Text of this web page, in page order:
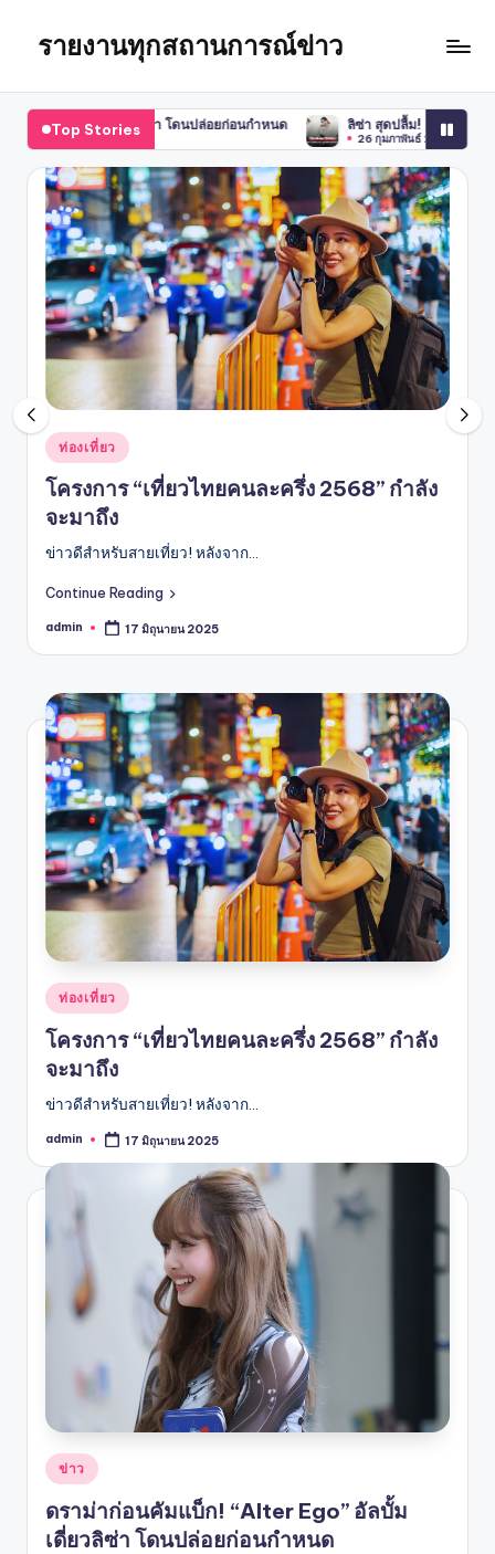
content
รายงานทุกสถานการณ์ข่าว
Top Stories
ลิซ่า โดนปล่อยก่อนกำหนด ลิซ่า สุดปลื้ม! ต้อนรับสมาชิกใหม่ “เลม่อน” สู่แก๊
26 กุมภาพันธ์ 2025
Posted
in
ท่องเที่ยว
โครงการ “เที่ยวไทยคนละครึ่ง 2568” กำลัง
จะมาถึง
ข่าวดีสำหรับสายเที่ยว! หลังจาก…
Continue Reading
Posted
admin 17 มิถุนายน 2025
Posted
in
ท่องเที่ยว
โครงการ “เที่ยวไทยคนละครึ่ง 2568” กำลัง
จะมาถึง
ข่าวดีสำหรับสายเที่ยว! หลังจาก…
Posted
admin 17 มิถุนายน 2025
Posted
in
ข่าว
ดราม่าก่อนคัมแบ็ก! “Alter Ego” อัลบั้ม
เดี่ยวลิซ่า โดนปล่อยก่อนกำหนด